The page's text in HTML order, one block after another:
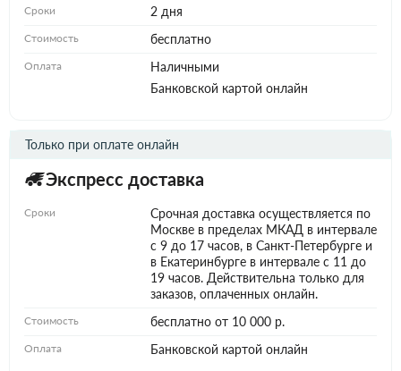
Сроки 2 дня
Стоимость бесплатно
Оплата
Наличными
Банковской картой онлайн
Экспресс доставка
Только при оплате онлайн
Сроки
Срочная доставка осуществляется по
Москве в пределах МКАД в интервале
с 9 до 17 часов, в Санкт-Петербурге и
в Екатеринбурге в интервале с 11 до
19 часов. Действительна только для
заказов, оплаченных онлайн.
Стоимость бесплатно от 10 000 р.
Оплата Банковской картой онлайн